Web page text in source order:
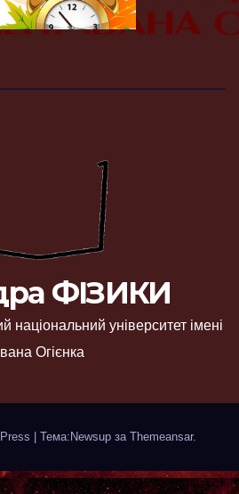
ФІЗИКИ
національний університет імені
Івана Огієнка
Тема:Newsup за Themeansar.